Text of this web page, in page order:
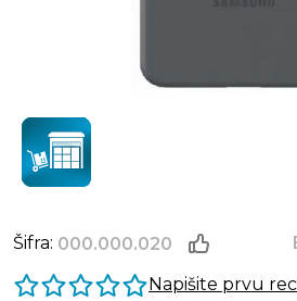
Šifra: 000.000.020
Napišite prvu